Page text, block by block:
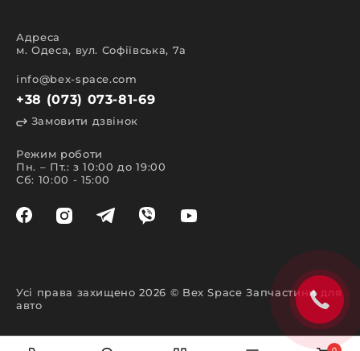
Адреса
м. Одеса, вул. Софіївська, 7а
info@bex-space.com
+38 (073) 073-81-69
Замовити дзвінок
Режим роботи
Пн. – Пт.: з 10:00 до 19:00
Сб: 10:00 - 15:00
Усі права захищено 2026 © Bex Space Запчастини для
авто